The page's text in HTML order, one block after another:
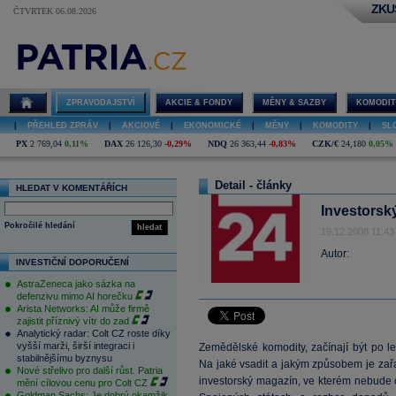
ČTVRTEK 06.08.2026
ZPRAVODAJSTVÍ AKCIE & FONDY MĚNY & SAZBY
PŘEHLED ZPRÁV AKCIOVÉ EKONOMICKÉ MĚNY KOMODITY
PX 2 769,04 0,11% DAX 26 126,30 -0,29% NDQ 26 363,44 -0,83% CZK/€ 24,180 0,05%
HLEDAT V KOMENTÁŘÍCH
hledat
Pokročilé hledání
INVESTIČNÍ DOPORUČENÍ
AstraZeneca jako sázka na
defenzivu mimo AI horečku
Arista Networks: AI může firmě
zajistit příznivý vítr do zad
Analytický radar: Colt CZ roste díky
vyšší marži, širší integraci i
stabilnějšímu byznysu
Nové střelivo pro další růst. Patria
mění cílovou cenu pro Colt CZ
Detail - články
19.12.2008 11:43
Autor:
Zemědělské komodity, začínají být po
Na jaké vsadit a jakým způsobem je
investorský magazín, ve kterém